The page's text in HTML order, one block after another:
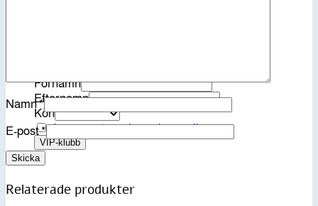
Förnamn
Efternamn
Kön
Jag accepterar integritetspolicyn
Namn*
E-post*
Relaterade produkter